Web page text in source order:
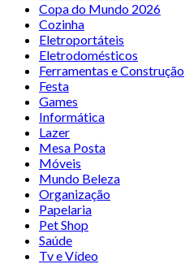
Copa do Mundo 2026
Cozinha
Eletroportáteis
Eletrodomésticos
Ferramentas e Construção
Festa
Games
Informática
Lazer
Mesa Posta
Móveis
Mundo Beleza
Organização
Papelaria
Pet Shop
Saúde
Tv e Vídeo